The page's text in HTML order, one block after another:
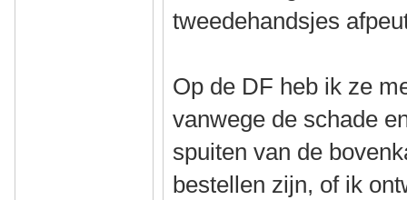
tweedehandsjes
Op de DF heb ik ze
vanwege de schade
spuiten van de
bestellen zijn, of ik